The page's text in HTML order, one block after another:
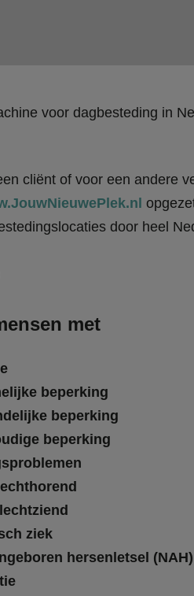
voor dagbesteding in
cliënt of voor een andere
door heel
met
beperking
beperking
beperking
ziek
hersenletsel (NAH)